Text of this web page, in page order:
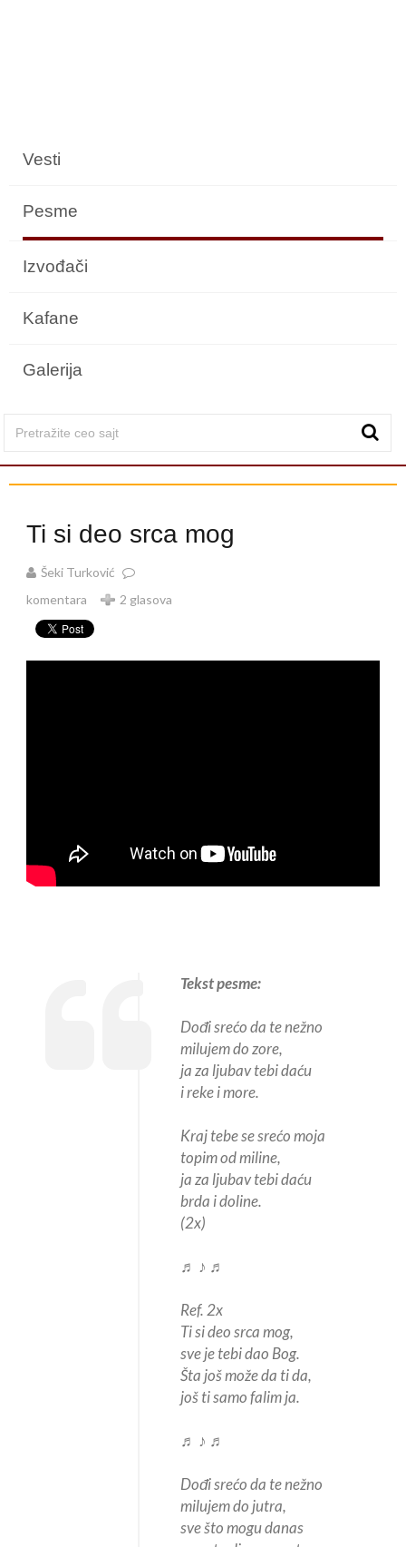
Vesti
Pesme
Izvođači
Kafane
Galerija
Ti si deo srca mog
Šeki Turković
komentara
2 glasova
Tekst pesme:
Dođi srećo da te nežno
milujem do zore,
ja za ljubav tebi daću
i reke i more.
Kraj tebe se srećo moja
topim od miline,
ja za ljubav tebi daću
brda i doline.
(2x)
♬ ♪ ♬
Ref. 2x
Ti si deo srca mog,
sve je tebi dao Bog.
Šta još može da ti da,
još ti samo falim ja.
♬ ♪ ♬
Dođi srećo da te nežno
milujem do jutra,
sve što mogu danas